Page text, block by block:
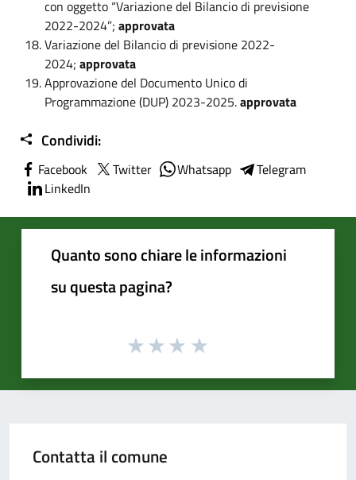
con oggetto “Variazione del Bilancio di previsione
2022-2024”; approvata
Variazione del Bilancio di previsione 2022-
2024; approvata
Approvazione del Documento Unico di
Programmazione (DUP) 2023-2025.approvata
Condividi:
Facebook Twitter Whatsapp
Telegram
LinkedIn
Quanto sono chiare le informazioni
su questa pagina?
Contatta il comune